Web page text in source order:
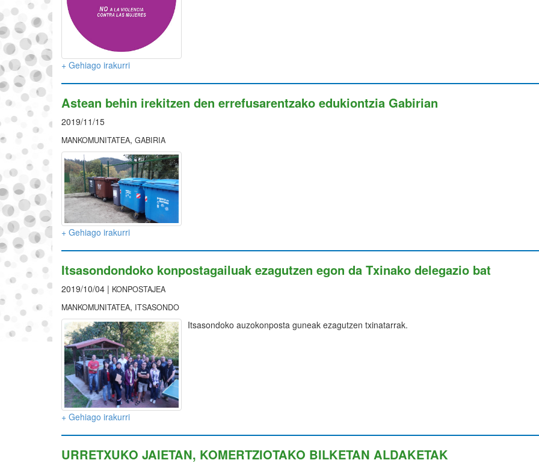
+ Gehiago irakurri
Astean behin irekitzen den errefusarentzako edukiontzia Gabirian
2019/11/15
MANKOMUNITATEA, GABIRIA
+ Gehiago irakurri
Itsasondondoko konpostagailuak ezagutzen egon da Txinako delegazio bat
2019/10/04 | KONPOSTAJEA
MANKOMUNITATEA, ITSASONDO
Itsasondoko auzokonposta guneak ezagutzen txinatarrak.
+ Gehiago irakurri
URRETXUKO JAIETAN, KOMERTZIOTAKO BILKETAN ALDAKETAK